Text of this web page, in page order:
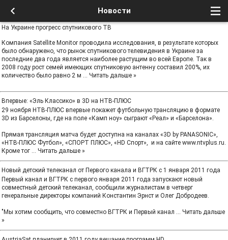
Новости
На Украине прогресс спутникового ТВ
Компания Satellite Monitor проводила исследования, в результате которых
было обнаружено, что рынок спутникового телевидения в Украине за
последние два года является наиболее растущим во всей Европе. Так в
2008 году рост семей имеющих спутниковую антенну составил 200%, их
количество было равно 2 м ... Читать дальше »
Впервые: «Эль Классико» в 3D на НТВ-ПЛЮС
29 ноября НТВ-ПЛЮС впервые покажет футбольную трансляцию в формате
3D из Барселоны, где на поле «Камп ноу» сыграют «Реал» и «Барселона».
Прямая трансляция матча будет доступна на каналах «3D by PANASONIC»,
«НТВ-ПЛЮС Футбол», «СПОРТ ПЛЮС», «HD Спорт», и на сайте www.ntvplus.ru.
Кроме тог ... Читать дальше »
Новый детский телеканал от Первого канала и ВГТРК с 1 января 2011 года
Первый канал и ВГТРК с первого января 2011 года запускают новый
совместный детский телеканал, сообщили журналистам в четверг
генеральные директоры компаний Константин Эрнст и Олег Добродеев.
"Мы хотим сообщить, что совместно ВГТРК и Первый канал ... Читать дальше
»